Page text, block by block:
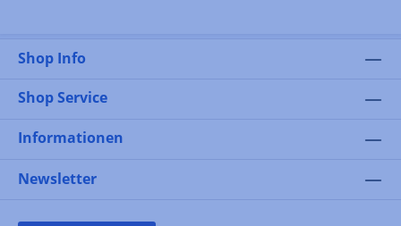
Shop Info
Shop Service
Informationen
Newsletter